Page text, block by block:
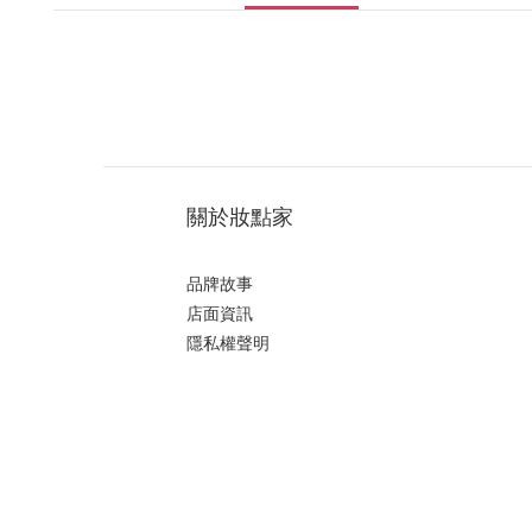
關於妝點家
品牌故事
店面資訊
隱私權聲明